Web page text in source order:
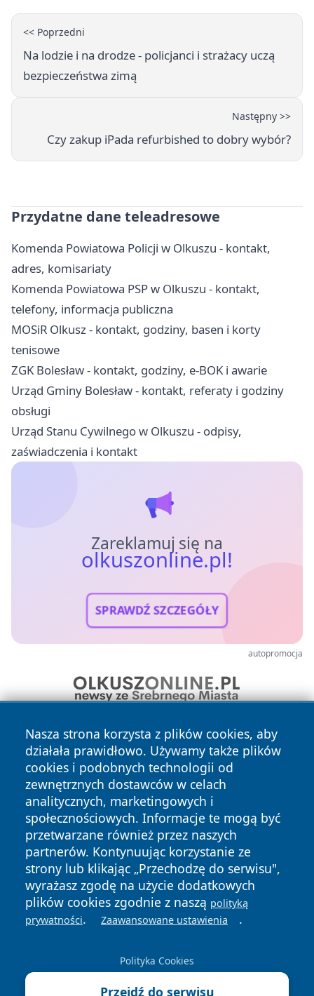
<< Poprzedni
Na lodzie i na drodze - policjanci i strażacy uczą
bezpieczeństwa zimą
Następny >>
Czy zakup iPada refurbished to dobry wybór?
Przydatne dane teleadresowe
Komenda Powiatowa Policji w Olkuszu - kontakt,
adres, komisariaty
Komenda Powiatowa PSP w Olkuszu - kontakt,
telefony, informacja publiczna
MOSiR Olkusz - kontakt, godziny, basen i korty
tenisowe
ZGK Bolesław - kontakt, godziny, e-BOK i awarie
Urząd Gminy Bolesław - kontakt, referaty i godziny
obsługi
Urząd Stanu Cywilnego w Olkuszu - odpisy,
zaświadczenia i kontakt
Zareklamuj się na
olkuszonline.pl!
SPRAWDŹ SZCZEGÓŁY
autopromocja
Nasza strona korzysta z plików cookies, aby
działała prawidłowo. Używamy także plików
cookies i podobnych technologii od
zewnętrznych dostawców w celach
analitycznych, marketingowych i
społecznościowych. Informacje te mogą być
przetwarzane również przez naszych
partnerów. Kontynuując korzystanie ze
strony lub klikając „Przechodzę do serwisu",
wyrażasz zgodę na użycie dodatkowych
plików cookies zgodnie z naszą polityką
prywatności. Zaawansowane ustawienia .
Polityka Cookies
Przejdź do serwisu
Copyright © 2026 olkuszonline.pl Wszystkie prawa
zastrzeżone.
News Autorzy
Polityka
Prywatności
Polityka
Cookies